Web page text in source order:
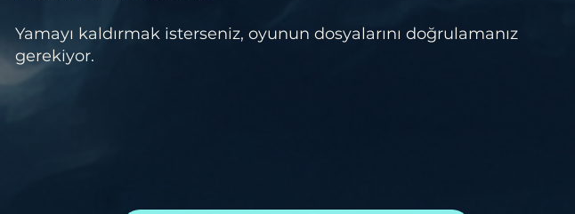
Yamayı kaldırmak isterseniz, oyunun dosyalarını doğrulamanız
gerekiyor.